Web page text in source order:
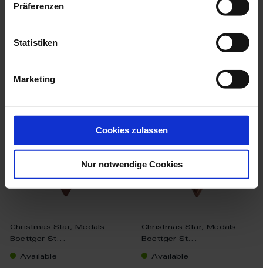
Präferenzen
Statistiken
Marketing
Cookies zulassen
Nur notwendige Cookies
$343.00
we think you’ll like these
Christmas Star, Medals
Boettger St...
Available
Christmas Star, Medals
Boettger St...
Available